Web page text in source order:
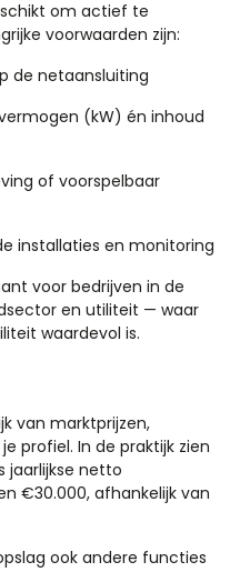
om actief te
voorwaarden zijn:
de netaansluiting
(kW) én inhoud
of voorspelbaar
installaties en monitoring
voor bedrijven in de
en utiliteit — waar
waardevol is.
van marktprijzen,
profiel. In de praktijk zien
jaarlijkse netto
€30.000, afhankelijk van
ook andere functies